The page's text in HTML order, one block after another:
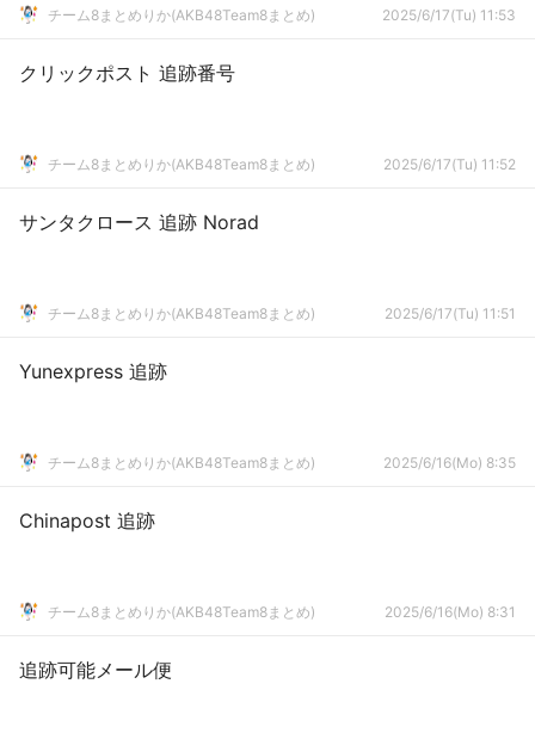
チーム8まとめりか(AKB48Team8まとめ) 2025/6/17(Tu) 11:53
クリックポスト 追跡番号
チーム8まとめりか(AKB48Team8まとめ) 2025/6/17(Tu) 11:52
サンタクロース 追跡 Norad
チーム8まとめりか(AKB48Team8まとめ) 2025/6/17(Tu) 11:51
Yunexpress 追跡
チーム8まとめりか(AKB48Team8まとめ) 2025/6/16(Mo) 8:35
Chinapost 追跡
チーム8まとめりか(AKB48Team8まとめ) 2025/6/16(Mo) 8:31
追跡可能メール便